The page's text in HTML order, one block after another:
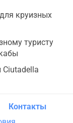
круизных
туристу
Контакты